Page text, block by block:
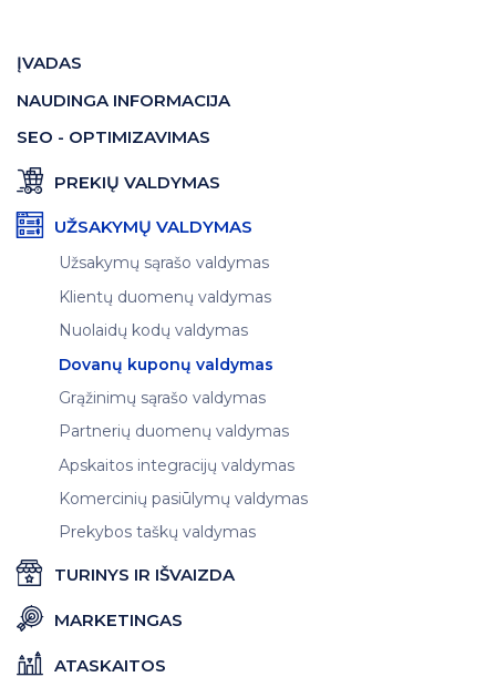
ĮVADAS
NAUDINGA INFORMACIJA
SEO - OPTIMIZAVIMAS
PREKIŲ VALDYMAS
UŽSAKYMŲ VALDYMAS
Užsakymų sąrašo valdymas
Klientų duomenų valdymas
Nuolaidų kodų valdymas
Dovanų kuponų valdymas
Grąžinimų sąrašo valdymas
Partnerių duomenų valdymas
Apskaitos integracijų valdymas
Komercinių pasiūlymų valdymas
Prekybos taškų valdymas
TURINYS IR IŠVAIZDA
MARKETINGAS
ATASKAITOS